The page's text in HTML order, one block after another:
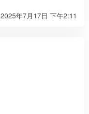
2025年7月17日 下午2:11